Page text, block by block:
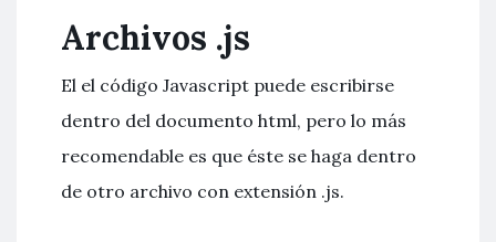
Archivos .js
El el código Javascript puede escribirse
dentro del documento html, pero lo más
recomendable es que éste se haga dentro
de otro archivo con extensión .js.